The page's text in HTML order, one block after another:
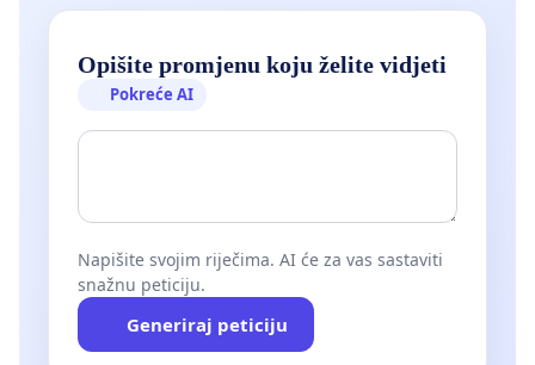
Opišite promjenu koju želite vidjeti
Pokreće AI
Napišite svojim riječima. AI će za vas sastaviti
snažnu peticiju.
Generiraj peticiju